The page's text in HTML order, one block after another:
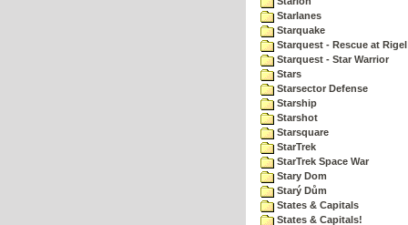
Starlanes
Starquake
Starquest - Rescue at Rigel
Starquest - Star Warrior
Stars
Starsector Defense
Starship
Starshot
Starsquare
StarTrek
StarTrek Space War
Stary Dom
Starý Dům
States & Capitals
States & Capitals!